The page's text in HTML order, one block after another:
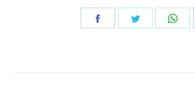
Share
Share